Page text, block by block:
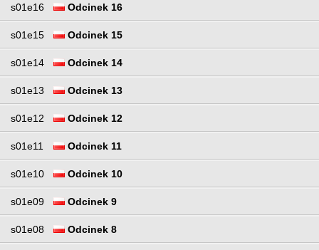
s01e16 Odcinek 16
s01e15 Odcinek 15
s01e14 Odcinek 14
s01e13 Odcinek 13
s01e12 Odcinek 12
s01e11 Odcinek 11
s01e10 Odcinek 10
s01e09 Odcinek 9
s01e08 Odcinek 8